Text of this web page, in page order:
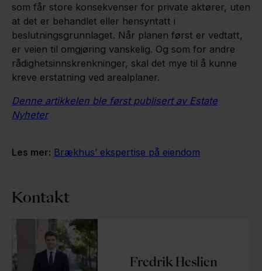
som får store konsekvenser for private aktører, uten
at det er behandlet eller hensyntatt i
beslutningsgrunnlaget. Når planen først er vedtatt,
er veien til omgjøring vanskelig. Og som for andre
rådighetsinnskrenkninger, skal det mye til å kunne
kreve erstatning ved arealplaner.
Denne artikkelen ble først publisert av Estate
Nyheter
Les mer: Brækhus’ ekspertise på eiendom
Kontakt
Fredrik Heslien